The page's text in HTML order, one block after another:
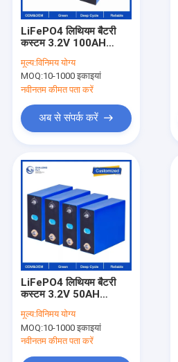
LiFePO4 लिथियम बैटरी
कस्टम 3.2V 100AH
200AH 280AH 400AH
प्रिज्मैटिक ग्रेड ए लिथियम
बैटरी सेल EV/सोलर सिस्टम
के लिए
मूल्य:विनिमय योग्य
MOQ:10-1000 इकाइयां
नवीनतम कीमत पता करें
अब से संपर्क करें
LiFePO4 लिथियम बैटरी
कस्टम 3.2V 50AH
100AH 230AH 280AH
302AH 320AH ऊर्जा
भंडारण प्रणाली के लिए
लिथियम आयन बैटरी
मूल्य:विनिमय योग्य
MOQ:10-1000 इकाइयां
नवीनतम कीमत पता करें